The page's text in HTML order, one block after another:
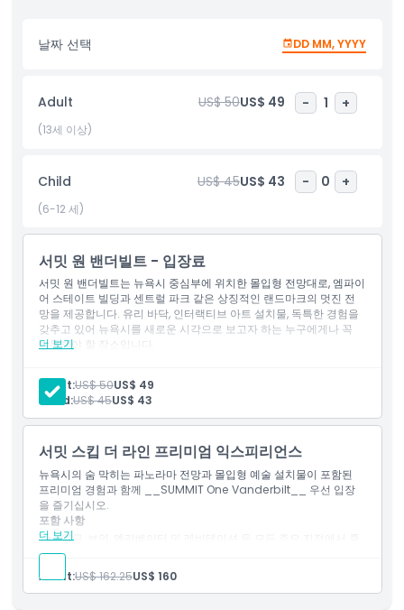
뛰게 하는 사진 촬영과 독보적인 공중 전망을 즐기세요. 인터랙티브
사운드스케이프, 계절별 체험, 라인 스킵 및 야간 이벤트를 포함한
광객, 가족, 데이트에 이상적인 이 독특한 명소는 도시 건축, 현대 미
술, 뉴욕 최고의 스카이라인 전망을 하나로 결합한 잊지 못할 방문
경험입니다. 오늘 서밋 원 밴더빌트 티켓을 예약하고 뉴욕시에서 꼭
하이라이트
포함 사항
아동 성인 정책
운영 시간
알아야 할 사항
위치
가는 방법
날짜 선택 DD MM, YYYY
Adult US$ 50US$ 49 - 1 +
(13세 이상)
Child US$ 45US$ 43 - 0 +
(6-12 세)
서밋 원 밴더빌트 - 입장료
서밋 원 밴더빌트는 뉴욕시 중심부에 위치한 몰입형 전망대로, 엠파이
어 스테이트 빌딩과 센트럴 파크 같은 상징적인 랜드마크의 멋진 전
망을 제공합니다. 유리 바닥, 인터랙티브 아트 설치물, 독특한 경험을
갖추고 있어 뉴욕시를 새로운 시각으로 보고자 하는 누구에게나 꼭
방문해야 할 장소입니다.
더 보기
1 써밋 체험 (일반 입장) 정해진 시간 티켓
입장권: 써밋 원 밴더빌트 3개 층 모두 입장 가능
입장권: 에어
입장권: 레비테이션
Adult:US$ 50US$ 49
Child:US$ 45US$ 43
서밋 스킵 더 라인 프리미엄 익스피리언스
뉴욕시의 숨 막히는 파노라마 전망과 몰입형 예술 설치물이 포함된
프리미엄 경험과 함께 __SUMMIT One Vanderbilt__ 우선 입장
을 즐기십시오.
더 보기
포함 사항
입구, 보안, 엘리베이터 및 레비테이션 등 모든 주요 지점에서 줄
건너뛰기 티켓
입장권: 90분 가이드 투어
입장권: 서밋 원 밴더빌트 3개 층 모두 이용 가능
Adult:US$ 162.25US$ 160